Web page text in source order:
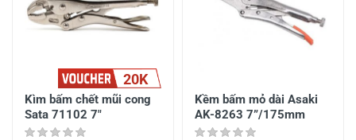
20K
Kìm bấm chết mũi cong
Sata 71102 7"
Kềm bấm mỏ dài Asaki
AK-8263 7”/175mm